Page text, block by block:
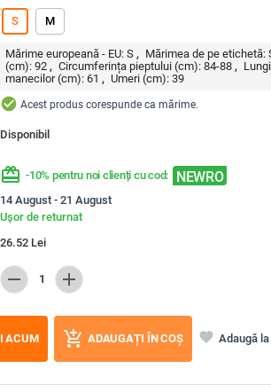
S M
Mărime europeană - EU: S Mărimea de pe etichetă:
(cm): 92 Circumferința pieptului (cm): 84-88
manecilor (cm): 61 Umeri (cm): 39
check_circle Acest produs corespunde ca mărime.
Disponibil
redeem -10% pentru noi clienți cu cod: NEWRO
14 August - 21 August
Ușor de returnat
26.52Lei
remove 1 add
ACUM add_shopping_cart ADAUGAȚI ÎN COȘ favorite Adaugă